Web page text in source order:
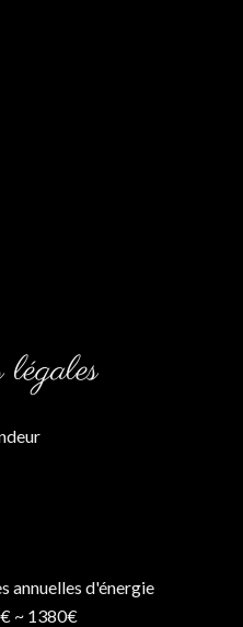
annuelles d'énergie
~ 1380€